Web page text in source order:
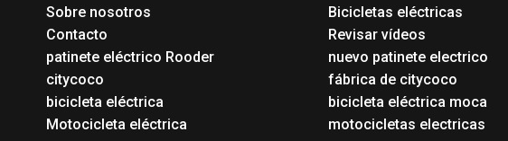
Sobre nosotros
Contacto
patinete eléctrico Rooder
citycoco
bicicleta eléctrica
Motocicleta eléctrica
Bicicletas eléctricas
Revisar vídeos
nuevo patinete electrico
fábrica de citycoco
bicicleta eléctrica moca
motocicletas electricas